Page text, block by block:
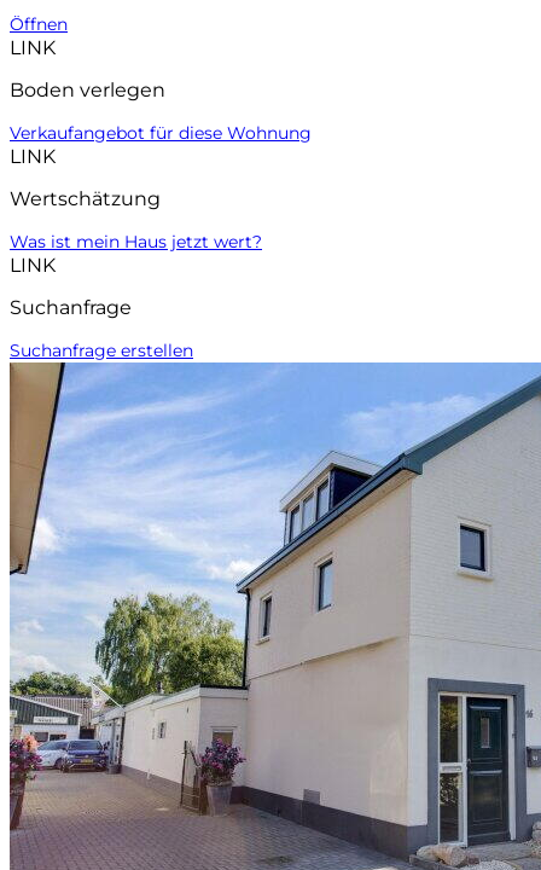
Öffnen
LINK
Boden verlegen
Verkaufangebot für diese Wohnung
LINK
Wertschätzung
Was ist mein Haus jetzt wert?
LINK
Suchanfrage
Suchanfrage erstellen